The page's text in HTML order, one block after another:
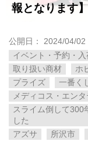
報となります
公開日： 2024/04/02
イベント・予約・入
取り扱い商材
ホ
プライズ
一番く
メディコス・エン
スライム倒して300
した
アズサ
所沢市